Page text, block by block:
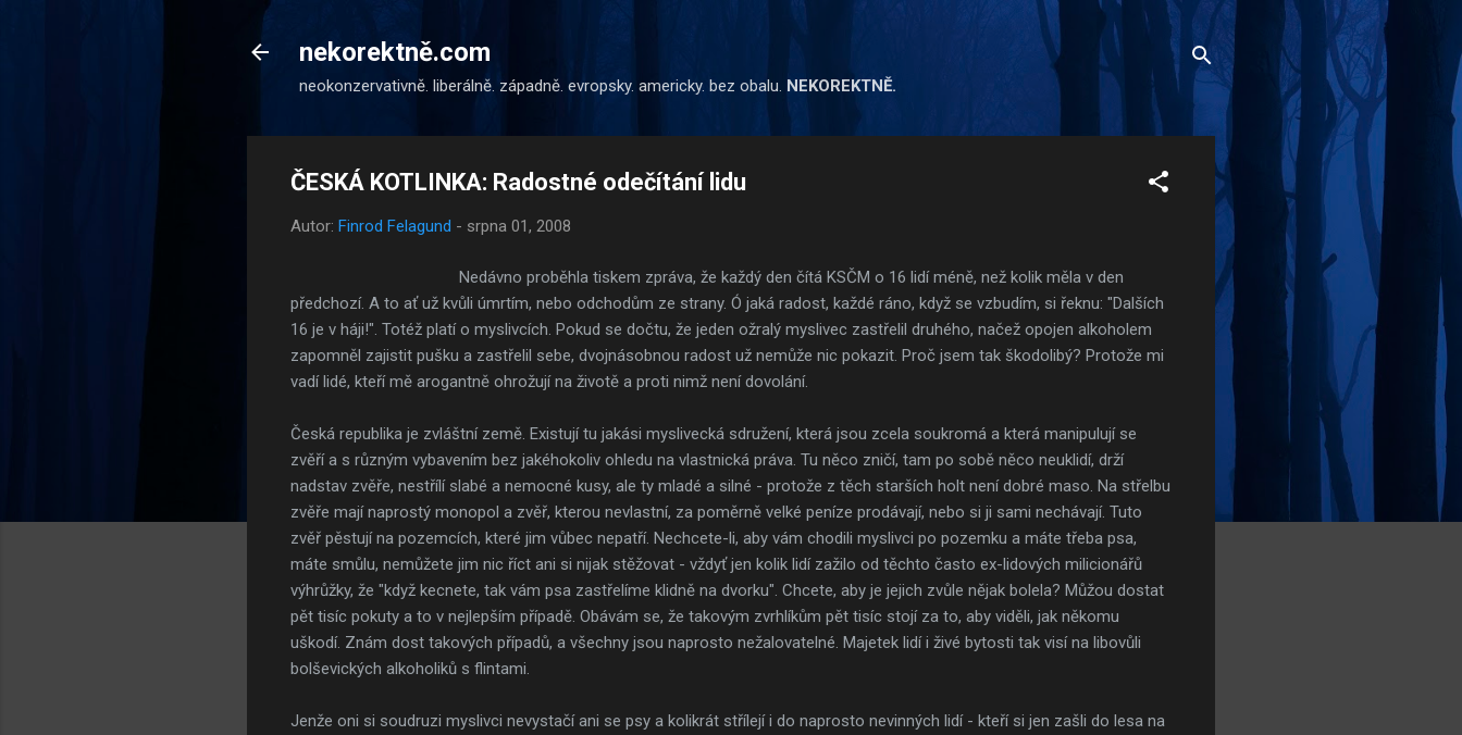
nekorektně.com
neokonzervativně. liberálně. západně. evropsky. americky. bez obalu. NEKOREKTNĚ.
ČESKÁ KOTLINKA: Radostné odečítání lidu
Autor: Finrod Felagund - srpna 01, 2008
Nedávno proběhla tiskem zpráva, že každý den čítá KSČM o 16 lidí méně, než kolik měla v den
předchozí. A to ať už kvůli úmrtím, nebo odchodům ze strany. Ó jaká radost, každé ráno, když se vzbudím, si řeknu: "Dalších
16 je v háji!". Totéž platí o myslivcích. Pokud se dočtu, že jeden ožralý myslivec zastřelil druhého, načež opojen alkoholem
zapomněl zajistit pušku a zastřelil sebe, dvojnásobnou radost už nemůže nic pokazit. Proč jsem tak škodolibý? Protože mi
vadí lidé, kteří mě arogantně ohrožují na životě a proti nimž není dovolání.
Česká republika je zvláštní země. Existují tu jakási myslivecká sdružení, která jsou zcela soukromá a která manipulují se
zvěří a s různým vybavením bez jakéhokoliv ohledu na vlastnická práva. Tu něco zničí, tam po sobě něco neuklidí, drží
nadstav zvěře, nestřílí slabé a nemocné kusy, ale ty mladé a silné - protože z těch starších holt není dobré maso. Na střelbu
zvěře mají naprostý monopol a zvěř, kterou nevlastní, za poměrně velké peníze prodávají, nebo si ji sami nechávají. Tuto
zvěř pěstují na pozemcích, které jim vůbec nepatří. Nechcete-li, aby vám chodili myslivci po pozemku a máte třeba psa,
máte smůlu, nemůžete jim nic říct ani si nijak stěžovat - vždyť jen kolik lidí zažilo od těchto často ex-lidových milicionářů
výhrůžky, že "když kecnete, tak vám psa zastřelíme klidně na dvorku". Chcete, aby je jejich zvůle nějak bolela? Můžou dostat
pět tisíc pokuty a to v nejlepším případě. Obávám se, že takovým zvrhlíkům pět tisíc stojí za to, aby viděli, jak někomu
uškodí. Znám dost takových případů, a všechny jsou naprosto nežalovatelné. Majetek lidí i živé bytosti tak visí na libovůli
bolševických alkoholiků s flintami.
Jenže oni si soudruzi myslivci nevystačí ani se psy a kolikrát střílejí i do naprosto nevinných lidí - kteří si jen zašli do lesa na